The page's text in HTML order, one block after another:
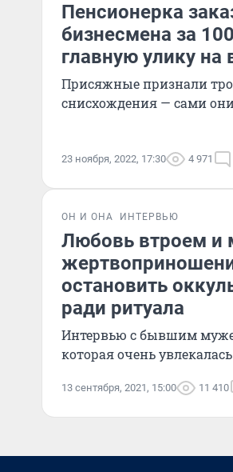
Пенсионерка
бизнесмена за
главную улику на
Присяжные признали
снисхождения — сами
23 ноября, 2022, 17:30 4 971
ОН И ОНА ИНТЕРВЬЮ
Любовь втроем и
остановить
ради ритуала
Интервью с бывшим
которая очень
13 сентября, 2021, 15:00 11 410